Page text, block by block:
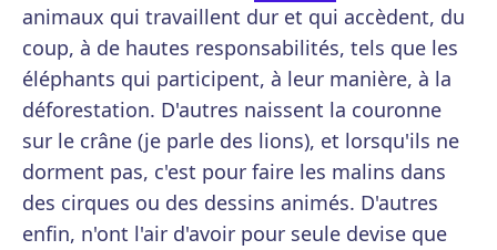
animaux qui travaillent dur et qui accèdent, du
coup, à de hautes responsabilités, tels que les
éléphants qui participent, à leur manière, à la
déforestation. D'autres naissent la couronne
sur le crâne (je parle des lions), et lorsqu'ils ne
dorment pas, c'est pour faire les malins dans
des cirques ou des dessins animés. D'autres
enfin, n'ont l'air d'avoir pour seule devise que